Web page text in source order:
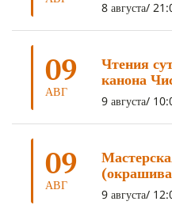
УМ И ЕГО ПОТЕНЦИАЛ
ОТРЕЧЕНИЕ
ПОДНОШЕНИЯ (4)
ГАНДЕН ЛХАГЬЯМА(3)
ШАМАТХА(3) НИРВАНА
ТРЕНИРОВКА УМА(3)
ПРЕДВАРИТЕЛЬНЫЕ
ЧОКОР ДЮЧЕН (3)
8 августа/
09
АВГ
Чтения
канона
9 августа/
09
АВГ
9 августа/